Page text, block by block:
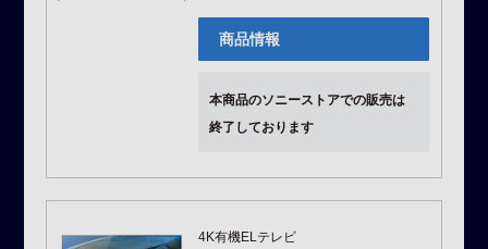
商品情報
本商品のソニーストアでの販売は
終了しております
4K有機ELテレビ